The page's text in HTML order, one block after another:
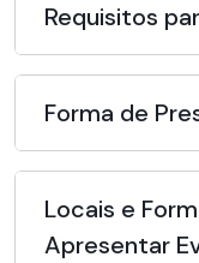
Requisitos
Forma de
Locais e
Apresentar